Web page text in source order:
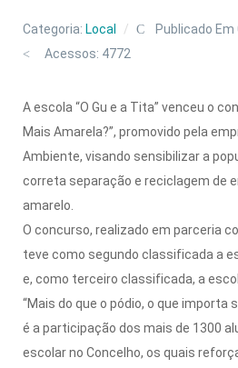
Categoria: Local
Publicado Em
Acessos: 4772
A escola “O Gu e a Tita” venceu o
Mais Amarela?”, promovido pela
Ambiente, visando sensibilizar a
correta separação e reciclagem de
amarelo.
O concurso, realizado em parceria
teve como segundo classificada a
e, como terceiro classificada, a
“Mais do que o pódio, o que importa
é a participação dos mais de 1300
escolar no Concelho, os quais